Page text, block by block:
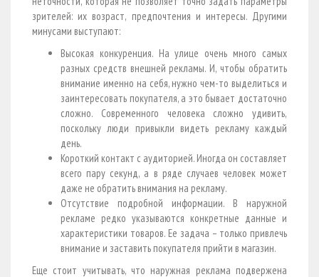
зрителей: их возраст, предпочтения и интересы. Другими
минусами выступают:
Высокая конкуренция. На улице очень много самых
разных средств внешней рекламы. И, чтобы обратить
внимание именно на себя, нужно чем-то выделиться и
заинтересовать покупателя, а это бывает достаточно
сложно. Современного человека сложно удивить,
поскольку люди привыкли видеть рекламу каждый
день.
Короткий контакт с аудиторией. Иногда он составляет
всего пару секунд, а в ряде случаев человек может
даже не обратить внимания на рекламу.
Отсутствие подробной информации. В наружной
рекламе редко указываются конкретные данные и
характеристики товаров. Ее задача – только привлечь
внимание и заставить покупателя прийти в магазин.
Еще стоит учитывать, что наружная реклама подвержена